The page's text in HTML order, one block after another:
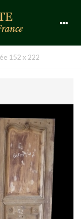
152 x 222